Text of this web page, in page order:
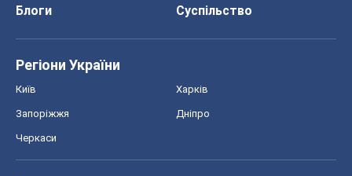
Блоги
Суспільство
Регіони України
Київ Харків
Запоріжжя Дніпро
Черкаси